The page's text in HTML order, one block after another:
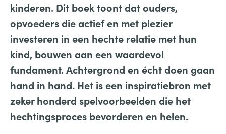
kinderen. Dit boek toont dat ouders,
opvoeders die actief en met plezier
investeren in een hechte relatie met hun
kind, bouwen aan een waardevol
fundament. Achtergrond en écht doen gaan
hand in hand. Het is een inspiratiebron met
zeker honderd spelvoorbeelden die het
hechtingsproces bevorderen en helen.